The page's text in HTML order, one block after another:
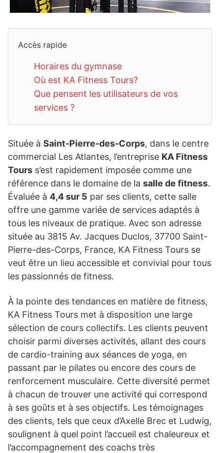
Accès rapide
Horaires du gymnase
Où est KA Fitness Tours?
Que pensent les utilisateurs de vos
services ?
Située à Saint-Pierre-des-Corps, dans le centre
commercial Les Atlantes, l’entreprise KA Fitness
Tours s’est rapidement imposée comme une
référence dans le domaine de la salle de fitness.
Évaluée à 4,4 sur 5 par ses clients, cette salle
offre une gamme variée de services adaptés à
tous les niveaux de pratique. Avec son adresse
située au 3815 Av. Jacques Duclos, 37700 Saint-
Pierre-des-Corps, France, KA Fitness Tours se
veut être un lieu accessible et convivial pour tous
les passionnés de fitness.
À la pointe des tendances en matière de fitness,
KA Fitness Tours met à disposition une large
sélection de cours collectifs. Les clients peuvent
choisir parmi diverses activités, allant des cours
de cardio-training aux séances de yoga, en
passant par le pilates ou encore des cours de
renforcement musculaire. Cette diversité permet
à chacun de trouver une activité qui correspond
à ses goûts et à ses objectifs. Les témoignages
des clients, tels que ceux d’Axelle Brec et Ludwig,
soulignent à quel point l’accueil est chaleureux et
l’accompagnement des coachs très